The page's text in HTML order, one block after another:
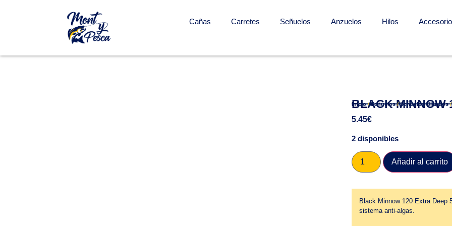
Cañas Carretes Señuelos Anzuelos Hilos
BLACK MINNOW
Inicio/Señuelos/Señuelos Blandos/
5.45€
2 disponibles
Añadir al carrito
Black Minnow 120 Extra Deep
sistema anti-algas.